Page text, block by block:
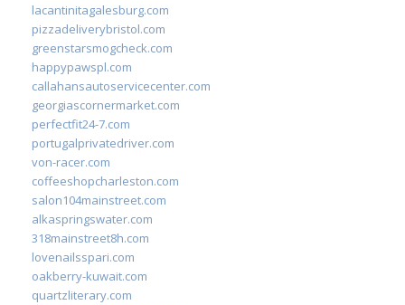
lacantinitagalesburg.com
pizzadeliverybristol.com
greenstarsmogcheck.com
happypawspl.com
callahansautoservicecenter.com
georgiascornermarket.com
perfectfit24-7.com
portugalprivatedriver.com
von-racer.com
coffeeshopcharleston.com
salon104mainstreet.com
alkaspringswater.com
318mainstreet8h.com
lovenailsspari.com
oakberry-kuwait.com
quartzliterary.com